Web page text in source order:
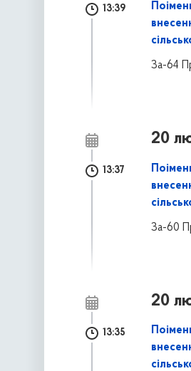
13:39
За-64
20
13:37
За-60
20
13:35